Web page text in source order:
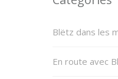
Blëtz dans les
En route avec